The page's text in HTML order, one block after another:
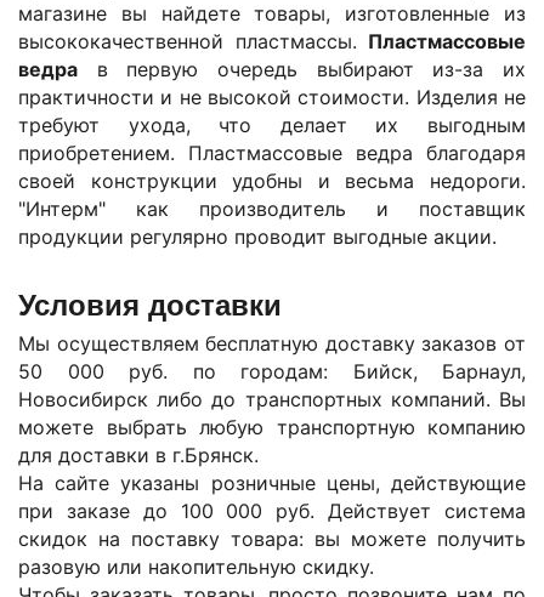
магазине вы найдете товары, изготовленные из
высококачественной пластмассы. Пластмассовые
ведра
в первую очередь выбирают из-за их
практичности и не высокой стоимости. Изделия не
требуют ухода, что делает их выгодным
приобретением. Пластмассовые ведра благодаря
своей конструкции удобны и весьма недороги.
"Интерм" как производитель и поставщик
продукции регулярно проводит выгодные акции.
Условия доставки
Мы осуществляем бесплатную доставку заказов от
50 000 руб. по городам: Бийск, Барнаул,
Новосибирск либо до транспортных компаний. Вы
можете выбрать любую транспортную компанию
для доставки в г.Брянск.
На сайте указаны розничные цены, действующие
при заказе до 100 000 руб. Действует система
скидок на поставку товара: вы можете получить
разовую или накопительную скидку.